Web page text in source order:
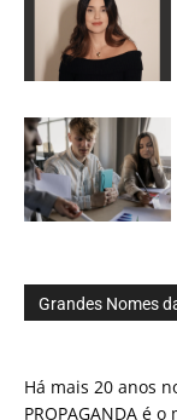
Grandes Nomes
Há mais 20 anos
PROPAGANDA é